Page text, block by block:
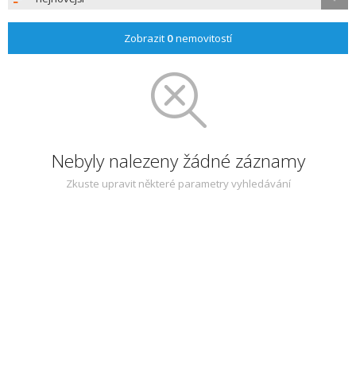
Zobrazit 0nemovitostí
Nebyly nalezeny žádné záznamy
Zkuste upravit některé parametry vyhledávání